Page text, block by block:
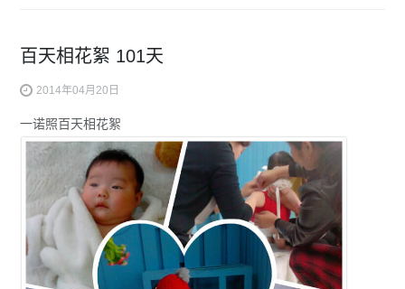
百天相花絮 101天
2014年04月20日
一诺照百天相花絮